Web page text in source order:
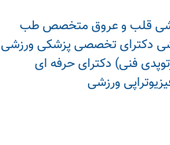
قلب و عروقمتخصص طب
دکترای تخصصی پزشکی ورزشی
فنی) دکترای حرفه ای
ورزشی